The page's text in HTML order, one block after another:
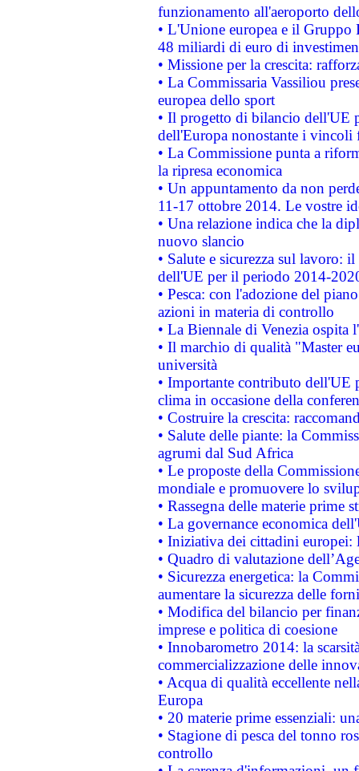
funzionamento all'aeroporto
• L'Unione europea e il
48 miliardi di euro di
• Missione per la crescita:
• La Commissaria Vassiliou
europea dello sport
• Il progetto di bilancio dell'UE
dell'Europa nonostante i vincoli
• La Commissione punta a
la ripresa economica
• Un appuntamento da non
11-17 ottobre 2014. Le vostre
• Una relazione indica che la
nuovo slancio
• Salute e sicurezza sul lavoro:
dell'UE per il periodo 2014-
• Pesca: con l'adozione del
azioni in materia di controllo
• La Biennale di Venezia ospita
• Il marchio di qualità "Master
università
• Importante contributo dell'UE
clima in occasione della
• Costruire la crescita:
• Salute delle piante: la
agrumi dal Sud Africa
• Le proposte della
mondiale e promuovere lo
• Rassegna delle materie prime
• La governance economica
• Iniziativa dei cittadini
• Quadro di valutazione
• Sicurezza energetica: la
aumentare la sicurezza delle
• Modifica del bilancio per
imprese e politica di coesione
• Innobarometro 2014: la
commercializzazione delle
• Acqua di qualità eccellente
Europa
• 20 materie prime essenziali:
• Stagione di pesca del tonno
controllo